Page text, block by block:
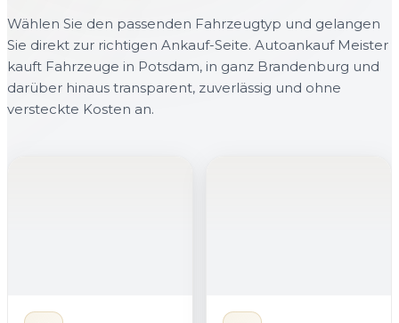
Wählen Sie den passenden Fahrzeugtyp und gelangen
Sie direkt zur richtigen Ankauf-Seite. Autoankauf Meister
kauft Fahrzeuge in Potsdam, in ganz Brandenburg und
darüber hinaus transparent, zuverlässig und ohne
versteckte Kosten an.